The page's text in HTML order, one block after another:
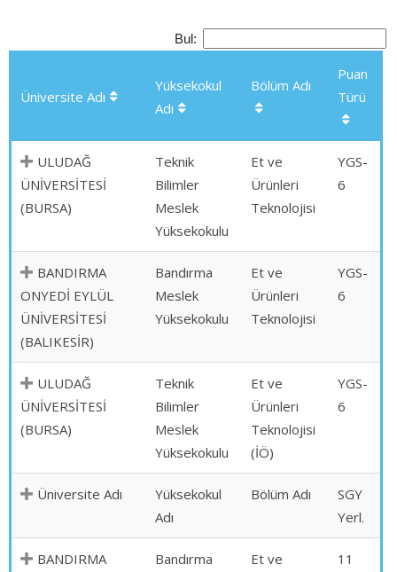
Bul:
Üniversite Adı
Yüksekokul
Adı
Bölüm Adı
Puan
Türü
ULUDAĞ
ÜNİVERSİTESİ
(BURSA)
Teknik
Bilimler
Meslek
Yüksekokulu
Et ve
Ürünleri
Teknolojisi
YGS-
6
BANDIRMA
ONYEDİ EYLÜL
ÜNİVERSİTESİ
(BALIKESİR)
Bandırma
Meslek
Yüksekokulu
Et ve
Ürünleri
Teknolojisi
YGS-
6
ULUDAĞ
ÜNİVERSİTESİ
(BURSA)
Teknik
Bilimler
Meslek
Yüksekokulu
Et ve
Ürünleri
Teknolojisi
(İÖ)
YGS-
6
Üniversite Adı
Yüksekokul
Adı
Bölüm Adı
SGY
Yerl.
BANDIRMA
Bandırma
Et ve
11